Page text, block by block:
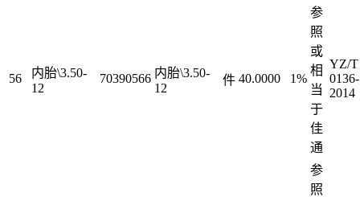
56
内胎\3.50-
12
70390566 内胎\3.50-
12
件 40.0000 1%
参
照
或
相
当
于
佳
通
YZ/T
0136-
2014
参
照